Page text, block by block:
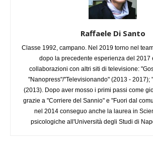
Raffaele Di Santo
Classe 1992, campano. Nel 2019 torno nel
dopo la precedente esperienza del 2017
collaborazioni con altri siti di televisione:
"Nanopress"/"Televisionando" (2013 - 2017);
(2013). Dopo aver mosso i primi passi come
grazie a "Corriere del Sannio" e "Fuori dal
nel 2014 conseguo anche la laurea in
psicologiche all'Università degli Studi di